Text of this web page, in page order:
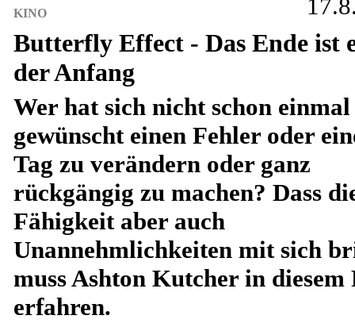
KINO
Butterfly Effect - Das Ende ist
der Anfang
Wer hat sich nicht schon einmal
gewünscht einen Fehler oder
Tag zu verändern oder ganz
rückgängig zu machen? Dass
Fähigkeit aber auch
Unannehmlichkeiten mit sich
muss Ashton Kutcher in
erfahren.